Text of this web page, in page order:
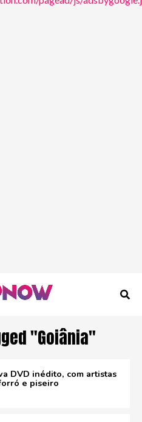
"Goiânia"
DVD inédito, com artistas
e piseiro